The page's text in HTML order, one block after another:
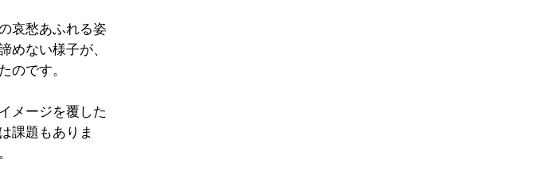
哀愁あふれる姿
めない様子が、
のです。
メージを覆した
課題もありま